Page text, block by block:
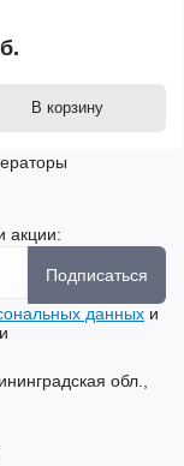
В корзину
акции:
Подписаться
данных и
обл.,